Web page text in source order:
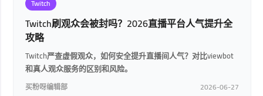
Twitch
Twitch刷观众会被封吗？2026直播平台人气提升全
攻略
Twitch严查虚假观众，如何安全提升直播间人气？对比viewbot
和真人观众服务的区别和风险。
买粉呀编辑部 2026-06-27